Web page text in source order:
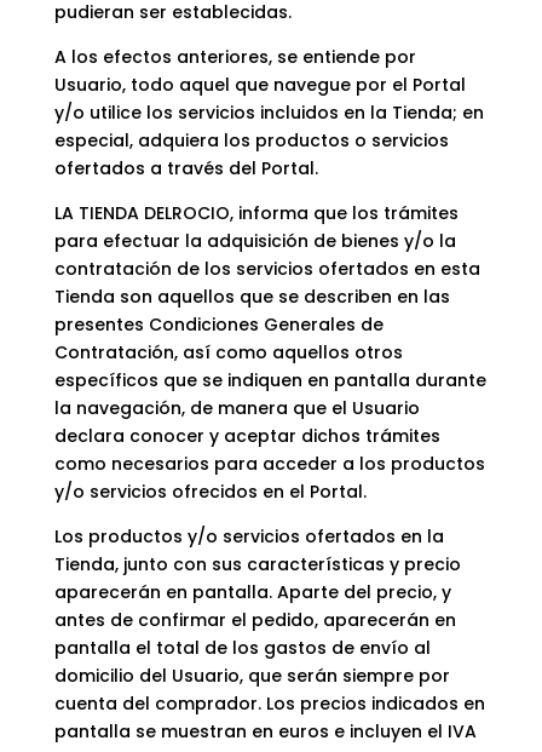
pudieran ser establecidas.
A los efectos anteriores, se entiende por
Usuario, todo aquel que navegue por el Portal
y/o utilice los servicios incluidos en la Tienda; en
especial, adquiera los productos o servicios
ofertados a través del Portal.
LA TIENDA DELROCIO, informa que los trámites
para efectuar la adquisición de bienes y/o la
contratación de los servicios ofertados en esta
Tienda son aquellos que se describen en las
presentes Condiciones Generales de
Contratación, así como aquellos otros
específicos que se indiquen en pantalla durante
la navegación, de manera que el Usuario
declara conocer y aceptar dichos trámites
como necesarios para acceder a los productos
y/o servicios ofrecidos en el Portal.
Los productos y/o servicios ofertados en la
Tienda, junto con sus características y precio
aparecerán en pantalla. Aparte del precio, y
antes de confirmar el pedido, aparecerán en
pantalla el total de los gastos de envío al
domicilio del Usuario, que serán siempre por
cuenta del comprador. Los precios indicados en
pantalla se muestran en euros e incluyen el IVA